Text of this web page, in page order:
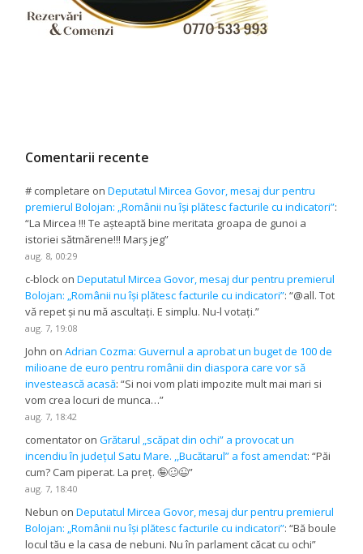
Comentarii recente
# completare onDeputatul Mircea Govor, mesaj dur pentru
premierul Bolojan: „Românii nu își plătesc facturile cu indicatori”:
“La Mircea !!! Te așteaptă bine meritata groapa de gunoi a
istoriei sătmărene!!! Marș jeg”
aug. 8, 00:29
c-block onDeputatul Mircea Govor, mesaj dur pentru premierul
Bolojan: „Românii nu își plătesc facturile cu indicatori”: “@all. Tot
vă repet și nu mă ascultați. E simplu. Nu-l votați.”
aug. 7, 19:08
John onAdrian Cozma: Guvernul a aprobat un buget de 100 de
milioane de euro pentru românii din diaspora care vor să
investească acasă: “Si noi vom plati impozite mult mai mari si
vom crea locuri de munca…”
aug. 7, 18:42
comentator onGrătarul „scăpat din ochi” a provocat un
incendiu în județul Satu Mare. ,,Bucătarul” a fost amendat: “Păi
cum? Cam piperat. La preț. 🤪🥴😉”
aug. 7, 18:40
Nebun onDeputatul Mircea Govor, mesaj dur pentru premierul
Bolojan: „Românii nu își plătesc facturile cu indicatori”: “Bă boule
locul tău e la casa de nebuni. Nu în parlament căcat cu ochi”